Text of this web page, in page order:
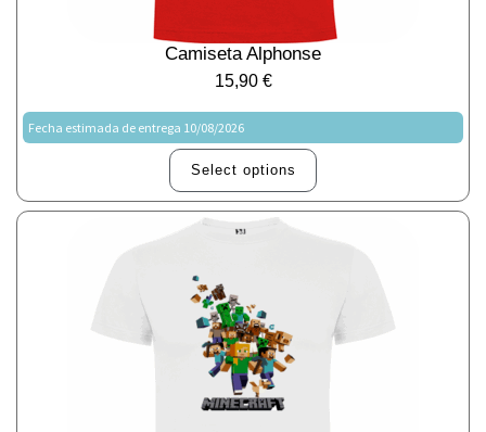
Camiseta Alphonse
15,90 €
Fecha estimada de entrega 10/08/2026
Select options